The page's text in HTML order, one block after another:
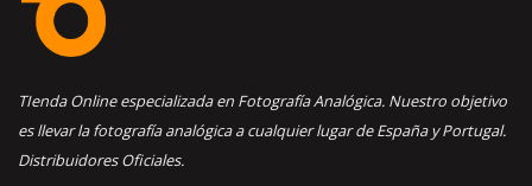
TIenda Online especializada en Fotografía Analógica. Nuestro objetivo
es llevar la fotografía analógica a cualquier lugar de España y Portugal.
Distribuidores Oficiales.